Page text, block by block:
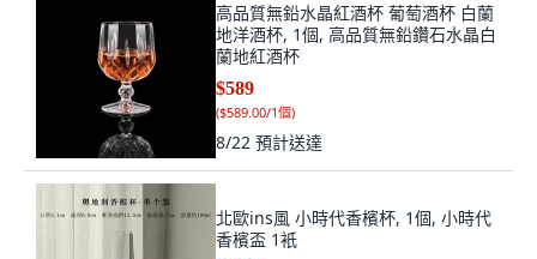
高品質無鉛水晶紅酒杯 葡萄酒杯 白蘭
地洋酒杯, 1個, 高品質無鉛鑽石水晶白
蘭地紅酒杯
$589
($589.00/1個)
8/22 預計送達
北歐ins風 小時代香檳杯, 1個, 小時代
香檳盃 1衹